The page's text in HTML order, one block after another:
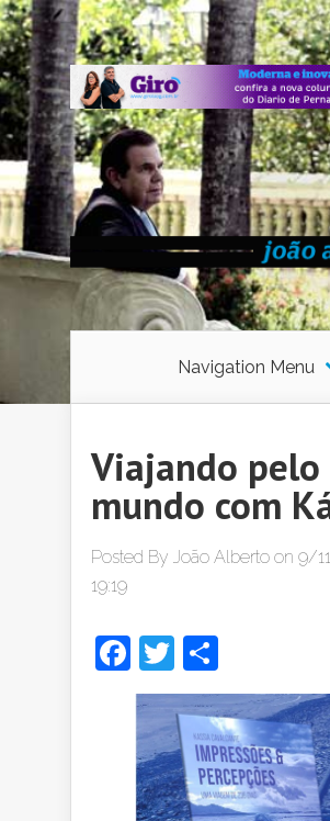
Navigation Menu
Viajando pelo
mundo com
Posted By João Alberto on 9/
19:19
Facebook
Twitter